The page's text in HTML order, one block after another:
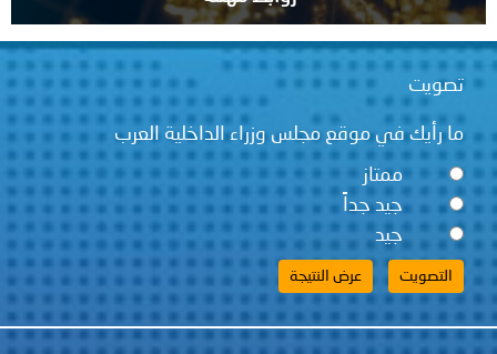
تصويت
ما رأيك في موقع مجلس وزراء الداخلية العرب
ممتاز
جيد جداً
جيد